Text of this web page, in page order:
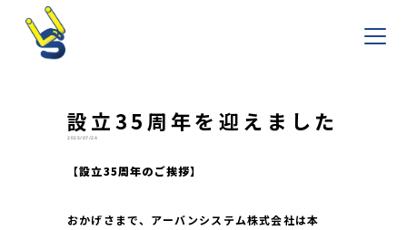
設立35周年を迎えました
2025/07/24
【設立35周年のご挨拶】
おかげさまで、アーバンシステム株式会社は本